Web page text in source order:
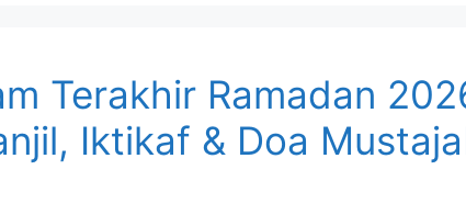
Terakhir Ramadan
Iktikaf & Doa